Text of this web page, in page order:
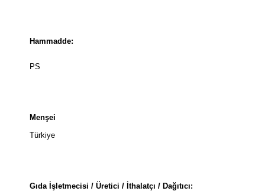
Hammadde:
PS
Menşei
Türkiye
Gıda İşletmecisi / Üretici / İthalatçı / Dağıtıcı: